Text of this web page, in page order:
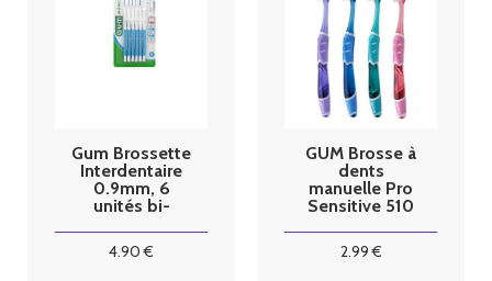
Gum Brossette
Interdentaire
0.9mm, 6
unités bi-
4.90 €
GUM Brosse à
dents
manuelle Pro
Sensitive 510
2.99€